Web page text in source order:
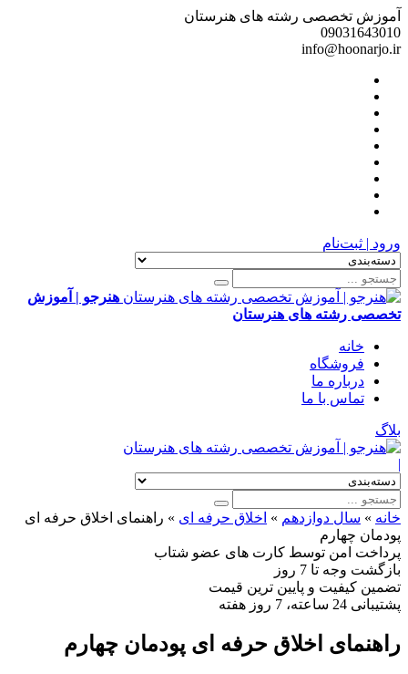
آموزش تخصصی رشته های هنرستان
09031643010
info@hoonarjo.ir
ورود | ثبت‌نام
هنرجو | آموزش
تخصصی رشته های هنرستان
خانه
فروشگاه
درباره ما
تماس با ما
بلاگ
|
خانه » سال دوازدهم » اخلاق حرفه ای » راهنمای اخلاق حرفه ای
پودمان چهارم
پرداخت امن توسط کارت های عضو شتاب
بازگشت وجه تا 7 روز
تضمین کیفیت و پایین ترین قیمت
پشتیبانی 24 ساعته، 7 روز هفته
راهنمای اخلاق حرفه ای پودمان چهارم